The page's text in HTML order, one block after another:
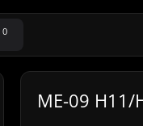
0
ME-09 H11/